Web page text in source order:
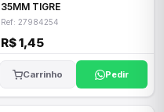
35MM TIGRE
Ref: 27984254
R$ 1,45
Carrinho Pedir